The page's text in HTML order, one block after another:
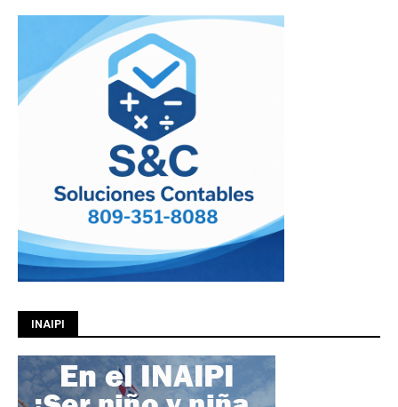
INAIPI